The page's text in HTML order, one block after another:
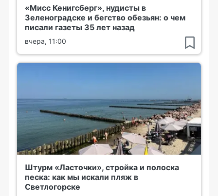
«Мисс Кенигсберг», нудисты в
Зеленоградске и бегство обезьян: о чем
писали газеты 35 лет назад
вчера, 11:00
Штурм «Ласточки», стройка и полоска
песка: как мы искали пляж в
Светлогорске